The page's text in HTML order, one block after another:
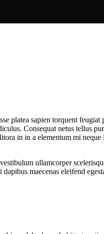
platea sapien torquent
Consequat netus tellus
in in a elementum mi
ullamcorper
maecenas eleifend